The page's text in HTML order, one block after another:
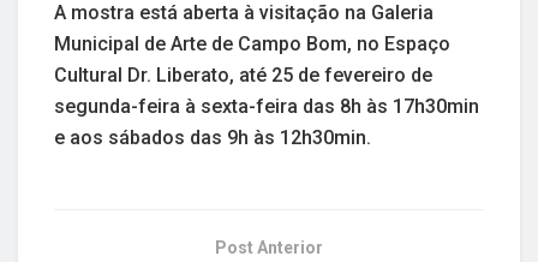
A mostra está aberta à visitação na Galeria
Municipal de Arte de Campo Bom, no Espaço
Cultural Dr. Liberato, até 25 de fevereiro de
segunda-feira à sexta-feira das 8h às 17h30min
e aos sábados das 9h às 12h30min.
Post Anterior